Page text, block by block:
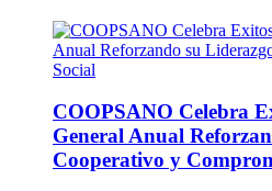
COOPSANO Celebra
General Anual
Cooperativo y